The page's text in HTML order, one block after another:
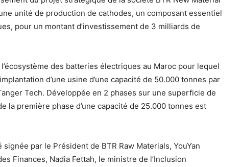
unité de production de cathodes, un composant essentiel
pour un montant d’investissement de 3 milliards de
des batteries électriques au Maroc pour lequel
d’une usine d’une capacité de 50.000 tonnes par
Tech. Développée en 2 phases sur une superficie de
la première phase d’une capacité de 25.000 tonnes est
par le Président de BTR Raw Materials, YouYan
Finances, Nadia Fettah, le ministre de l’Inclusion